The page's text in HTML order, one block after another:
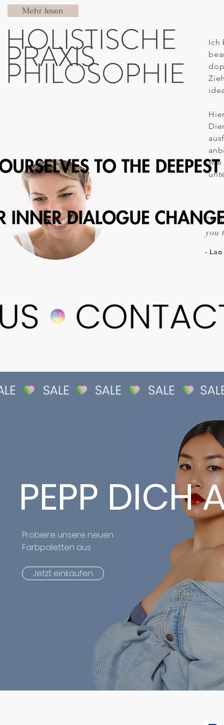
Mehr lesen
HOLISTISCHE
PRAXIS
PHILOSOPHIE
Ich
wie
"
you
-
PEPP DICH
Probiere unsere neuen
Farbpaletten aus
Jetzt einkaufen